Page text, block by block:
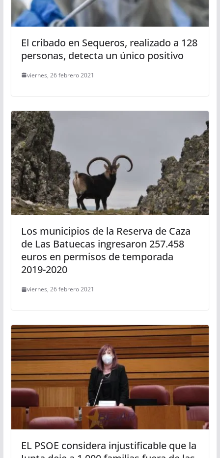
El cribado en Sequeros, realizado a 128
personas, detecta un único positivo
viernes, 26 febrero 2021
Los municipios de la Reserva de Caza
de Las Batuecas ingresaron 257.458
euros en permisos de temporada
2019-2020
viernes, 26 febrero 2021
EL PSOE considera injustificable que la